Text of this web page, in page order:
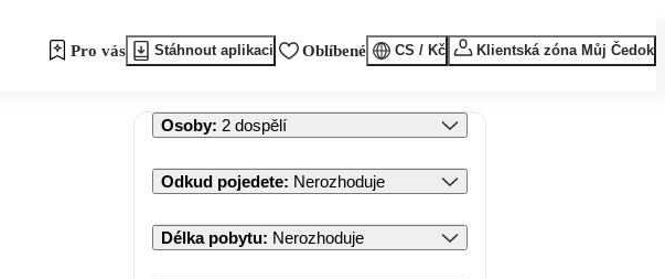
Pro vás Stáhnout aplikaci Oblíbené CS / Kč Klientská zóna Můj Čedok
Osoby: 2 dospělí
Odkud pojedete: Nerozhoduje
Délka pobytu: Nerozhoduje